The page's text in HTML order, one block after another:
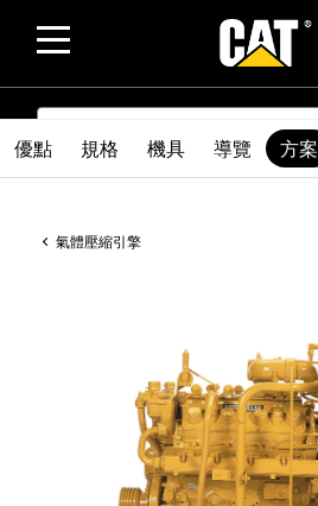
SEARCH
氣體壓縮引擎
優點 規格 機具 導覽 方案